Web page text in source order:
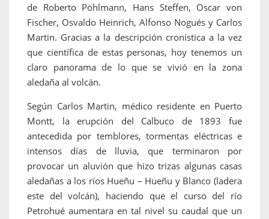
de Roberto Pöhlmann, Hans Steffen, Oscar von
Fischer, Osvaldo Heinrich, Alfonso Nogués y Carlos
Martin. Gracias a la descripción cronística a la vez
que científica de estas personas, hoy tenemos un
claro panorama de lo que se vivió en la zona
aledaña al volcán.
Según Carlos Martin, médico residente en Puerto
Montt, la erupción del Calbuco de 1893 fue
antecedida por temblores, tormentas eléctricas e
intensos días de lluvia, que terminaron por
provocar un aluvión que hizo trizas algunas casas
aledañas a los ríos Hueñu – Hueñu y Blanco (ladera
este del volcán), haciendo que el curso del río
Petrohué aumentara en tal nivel su caudal que un